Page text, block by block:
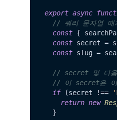
export async
// 쿼리 문자열 매
const {
const secret =
const slug =
// secret 및 다음
// 이 secret은 이
if (secret !==
return new
  }